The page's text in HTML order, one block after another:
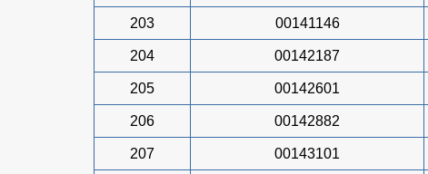
203 00141146
204 00142187
205 00142601
206 00142882
207 00143101